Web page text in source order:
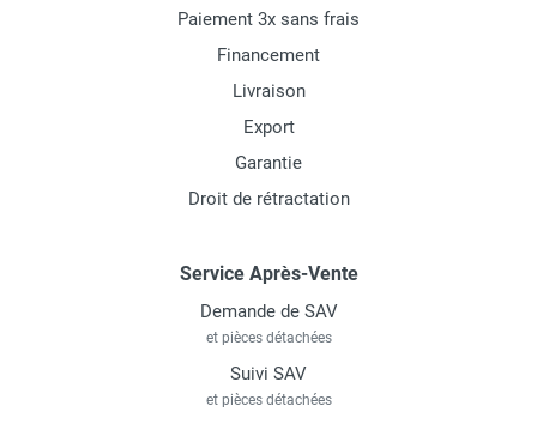
Paiement 3x sans frais
Financement
Livraison
Export
Garantie
Droit de rétractation
Service Après-Vente
Demande de SAV
et pièces détachées
Suivi SAV
et pièces détachées